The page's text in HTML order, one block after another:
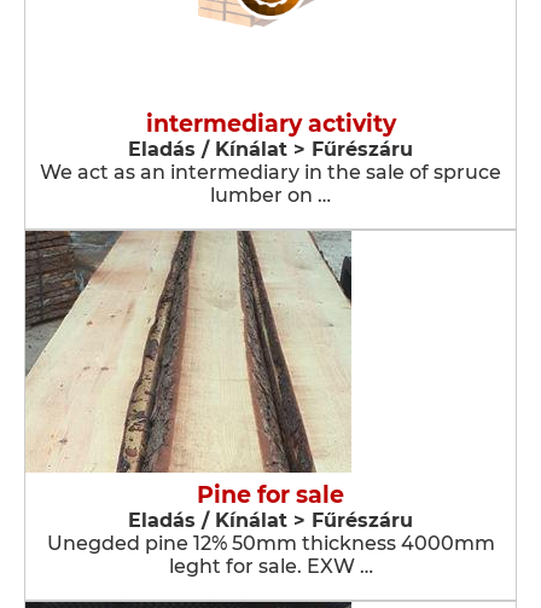
intermediary activity
Eladás / Kínálat > Fűrészáru
We act as an intermediary in the sale of spruce
lumber on …
Pine for sale
Eladás / Kínálat > Fűrészáru
Unegded pine 12% 50mm thickness 4000mm
leght for sale. EXW …